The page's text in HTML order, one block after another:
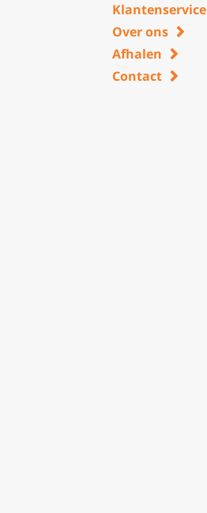
Klantenservice
Over ons
Afhalen
Contact